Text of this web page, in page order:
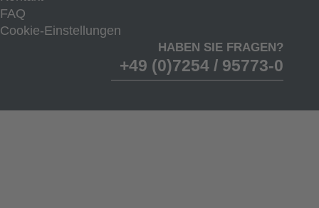
FAQ
Cookie-Einstellungen
HABEN SIE FRAGEN?
+49 (0)7254 / 95773-0